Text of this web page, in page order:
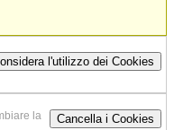
l'utilizzo dei Cookies
Cancella i Cookies
la